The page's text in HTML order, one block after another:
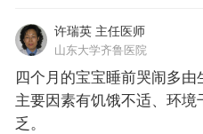
许瑞英 主任医师
山东大学齐鲁医院
四个月的宝宝睡前哭闹多由
主要因素有饥饿不适、环
乏。